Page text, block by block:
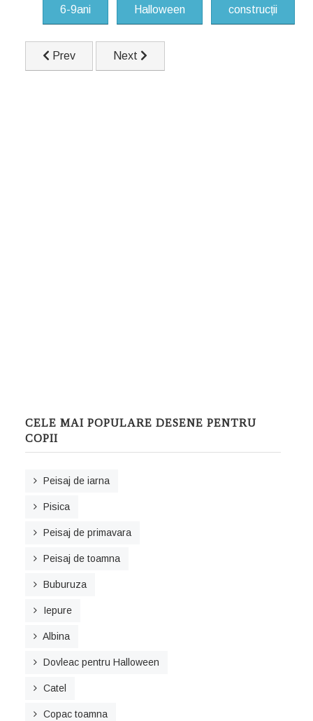
6-9ani Halloween construcții
Previous article: Castel
Prev Next article: Casa
Next
CELE MAI POPULARE DESENE PENTRU
COPII
Peisaj de iarna
Pisica
Peisaj de primavara
Peisaj de toamna
Buburuza
Iepure
Albina
Dovleac pentru Halloween
Catel
Copac toamna